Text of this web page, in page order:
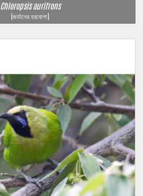
Chloropsis aurifrons
(জর্ডানের হরবোলা)